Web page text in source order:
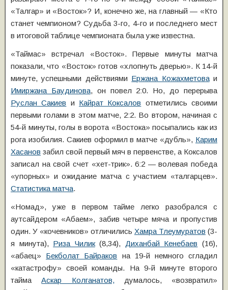
«Талгар» и «Восток»? И, конечно же, на главный — «Кто
станет чемпионом? Судьба 3-го, 4-го и последнего мест
в итоговой таблице чемпионата была уже известна.
«Таймас» встречал «Восток». Первые минуты матча
показали, что «Восток» готов «хлопнуть дверью». К 14-й
минуте, успешными действиями Ержана Кожахметоваи
Имиржана Баудинова, он повел 2:0. Но, до перерыва
Руслан Сакиев и Кайрат Коксалов отметились своими
первыми голами в этом матче, 2:2. Во втором, начиная с
54-й минуты, голы в ворота «Востока» посыпались как из
рога изобилия. Сакиев оформил в матче «дубль», Карим
Хасанов забил свой первый мяч в первенстве, а Коксалов
записал на свой счет «хет-трик». 6:2 — волевая победа
«упорных» и ожидание матча с участием «талгарцев».
Статистика матча.
«Номад», уже в первом тайме легко разобрался с
аутсайдером «Абаем», забив четыре мяча и пропустив
один. У «кочевников» отличились Хамра Тлеумуратов (3-
я минута), Риза Чилик(8,34), Диханбай Кенебаев (16),
«абаец» Бекболат Байраков на 19-й немного сгладил
«катастрофу» своей команды. На 9-й минуте второго
таймаАскар Колганатов, думалось, «возвратил»